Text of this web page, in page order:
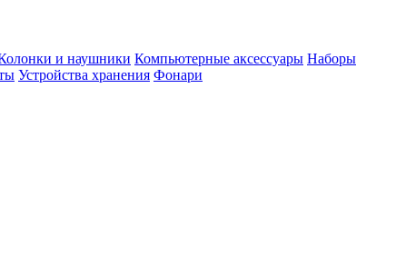
и наушники Компьютерные аксессуары Наборы
Устройства хранения Фонари